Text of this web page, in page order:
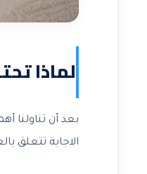
لماذا
بعد أن تناولنا
الاجابة تتعلق